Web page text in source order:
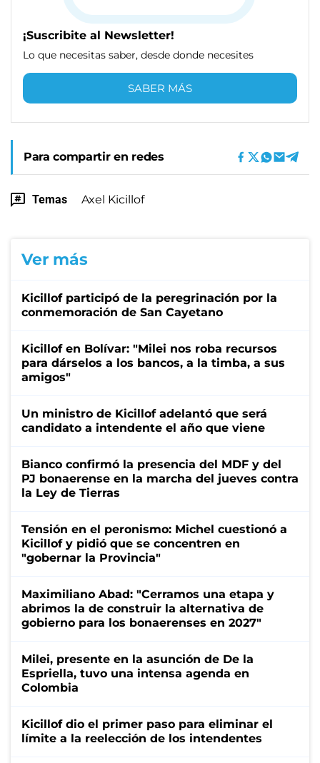
¡Suscribite al Newsletter!
Lo que necesitas saber, desde donde necesites
SABER MÁS
Para compartir en redes
Temas Axel Kicillof
Ver más
Kicillof participó de la peregrinación por la
conmemoración de San Cayetano
Kicillof en Bolívar: "Milei nos roba recursos
para dárselos a los bancos, a la timba, a sus
amigos"
Un ministro de Kicillof adelantó que será
candidato a intendente el año que viene
Bianco confirmó la presencia del MDF y del
PJ bonaerense en la marcha del jueves contra
la Ley de Tierras
Tensión en el peronismo: Michel cuestionó a
Kicillof y pidió que se concentren en
"gobernar la Provincia"
Maximiliano Abad: "Cerramos una etapa y
abrimos la de construir la alternativa de
gobierno para los bonaerenses en 2027"
Milei, presente en la asunción de De la
Espriella, tuvo una intensa agenda en
Colombia
Kicillof dio el primer paso para eliminar el
límite a la reelección de los intendentes